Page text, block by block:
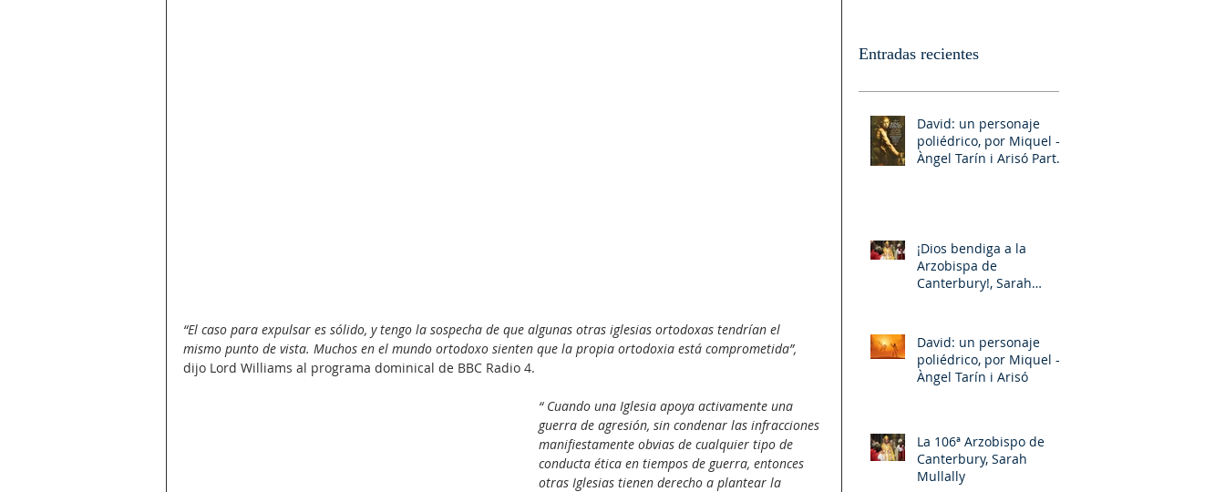
“El caso para expulsar es sólido, y tengo la sospecha de que algunas otras iglesias ortodoxas tendrían el
mismo punto de vista. Muchos en el mundo ortodoxo sienten que la propia ortodoxia está comprometida”,
dijo Lord Williams al programa dominical de BBC Radio 4.
“ Cuando una Iglesia apoya activamente una
guerra de agresión, sin condenar las infracciones
manifiestamente obvias de cualquier tipo de
conducta ética en tiempos de guerra, entonces
otras Iglesias tienen derecho a plantear la
Entradas recientes
David: un personaje
poliédrico, por Miquel –
Àngel Tarín i Arisó Parte
¡Dios bendiga a la
Arzobispa de
Canterbury!, Sarah
David: un personaje
poliédrico, por Miquel –
Àngel Tarín i Arisó
La 106ª Arzobispo de
Canterbury, Sarah
Mullally